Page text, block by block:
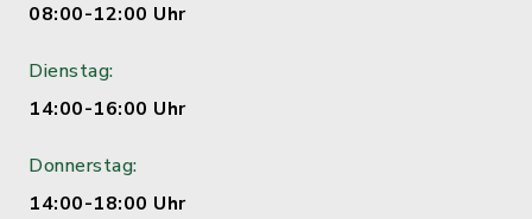
08:00-12:00 Uhr
Dienstag:
14:00-16:00 Uhr
Donnerstag:
14:00-18:00 Uhr